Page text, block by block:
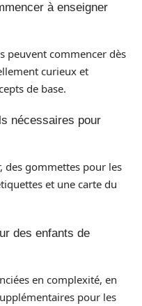
à enseigner
peuvent commencer dès
curieux et
de base.
nécessaires pour
des gommettes pour les
et une carte du
des enfants de
en complexité, en
pour les